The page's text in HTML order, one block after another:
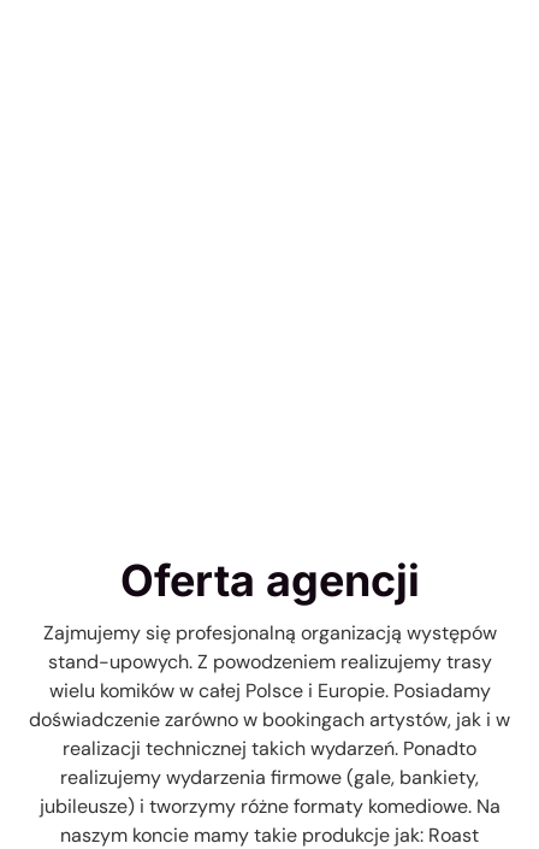
Oferta agencji
Zajmujemy się profesjonalną organizacją występów
stand-upowych. Z powodzeniem realizujemy trasy
wielu komików w całej Polsce i Europie. Posiadamy
doświadczenie zarówno w bookingach artystów, jak i w
realizacji technicznej takich wydarzeń. Ponadto
realizujemy wydarzenia firmowe (gale, bankiety,
jubileusze) i tworzymy różne formaty komediowe. Na
naszym koncie mamy takie produkcje jak: Roast